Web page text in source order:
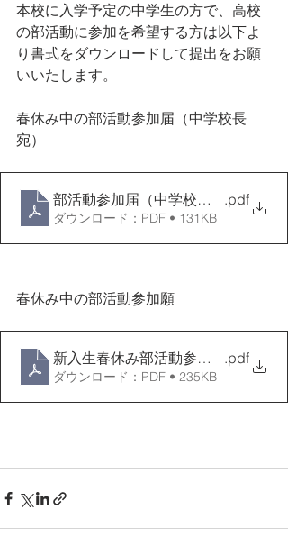
本校に入学予定の中学生の方で、高校
の部活動に参加を希望する方は以下よ
り書式をダウンロードして提出をお願
いいたします。
春休み中の部活動参加届（中学校長
宛）
部活動参加届（中学校校長宛）
.pdf
ダウンロード：PDF • 131KB
春休み中の部活動参加願
新入生春休み部活動参加願.pdf
ダウンロード：PDF • 235KB